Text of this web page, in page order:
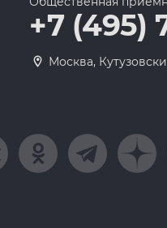
+7 (495)
Москва,